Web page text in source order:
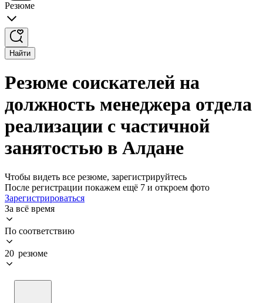
Резюме
Найти
Резюме соискателей на
должность менеджера отдела
реализации с частичной
занятостью в Алдане
Чтобы видеть все резюме, зарегистрируйтесь
После регистрации покажем ещё 7 и откроем фото
Зарегистрироваться
За всё время
По соответствию
20 резюме